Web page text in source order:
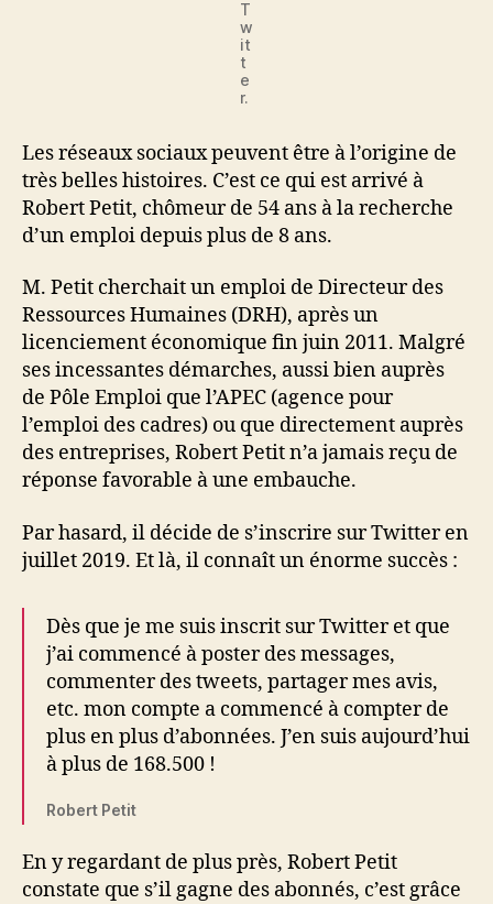
T
w
it
t
e
r.
Les réseaux sociaux peuvent être à l’origine de
très belles histoires. C’est ce qui est arrivé à
Robert Petit, chômeur de 54 ans à la recherche
d’un emploi depuis plus de 8 ans.
M. Petit cherchait un emploi de Directeur des
Ressources Humaines (DRH), après un
licenciement économique fin juin 2011. Malgré
ses incessantes démarches, aussi bien auprès
de Pôle Emploi que l’APEC (agence pour
l’emploi des cadres) ou que directement auprès
des entreprises, Robert Petit n’a jamais reçu de
réponse favorable à une embauche.
Par hasard, il décide de s’inscrire sur Twitter en
juillet 2019. Et là, il connaît un énorme succès :
Dès que je me suis inscrit sur Twitter et que
j’ai commencé à poster des messages,
commenter des tweets, partager mes avis,
etc. mon compte a commencé à compter de
plus en plus d’abonnées. J’en suis aujourd’hui
à plus de 168.500 !
Robert Petit
En y regardant de plus près, Robert Petit
constate que s’il gagne des abonnés, c’est grâce